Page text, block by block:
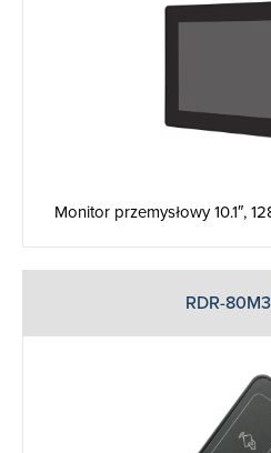
Monitor przemysłowy 10.1″,
RDR-